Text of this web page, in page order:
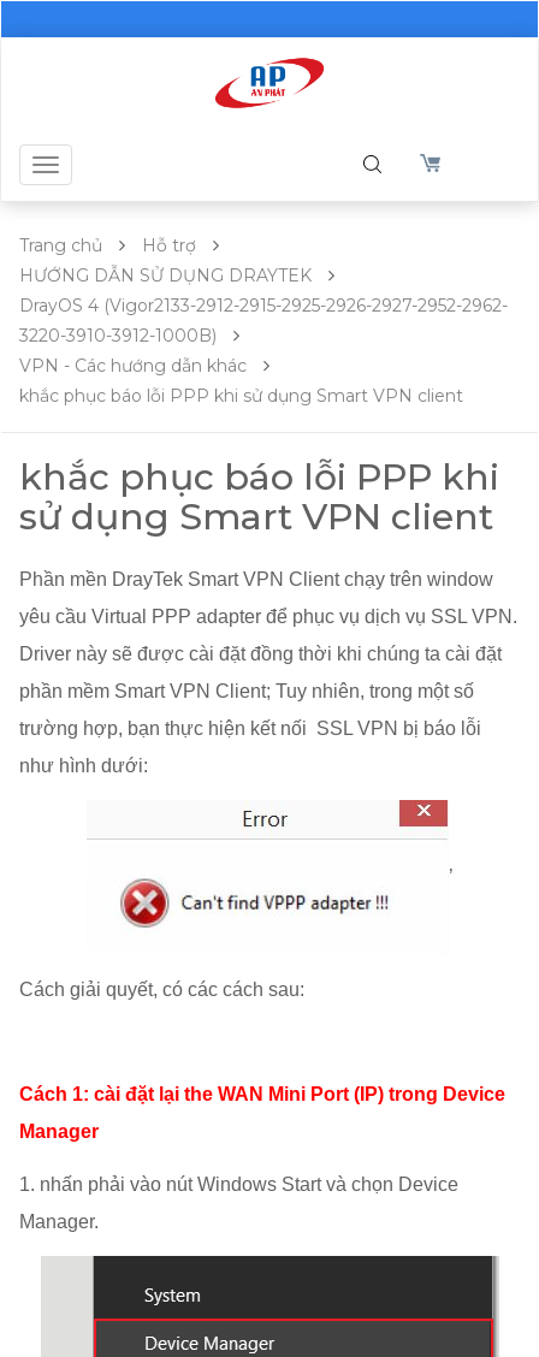
Toggle
navigation
Trang chủ
Hỗ trợ
HƯỚNG DẪN SỬ DỤNG DRAYTEK
DrayOS 4 (Vigor2133-2912-2915-2925-2926-2927-2952-2962-
3220-3910-3912-1000B)
VPN - Các hướng dẫn khác
khắc phục báo lỗi PPP khi sử dụng Smart VPN client
khắc phục báo lỗi PPP khi
sử dụng Smart VPN client
Phần mền DrayTek Smart VPN Client chạy trên window
yêu cầu Virtual PPP adapter để phục vụ dịch vụ SSL VPN.
Driver này sẽ được cài đặt đồng thời khi chúng ta cài đặt
phần mềm Smart VPN Client; Tuy nhiên, trong một số
trường hợp, bạn thực hiện kết nối SSL VPN bị báo lỗi
như hình dưới:
’
Cách giải quyết, có các cách sau:
Cách 1: cài đặt lại the WAN Mini Port (IP) trong Device
Manager
1. nhấn phải vào nút Windows Start và chọn Device
Manager.